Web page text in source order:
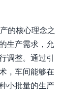
的核心理念之
生产需求，允
调整。通过引
，车间能够在
小批量的生产